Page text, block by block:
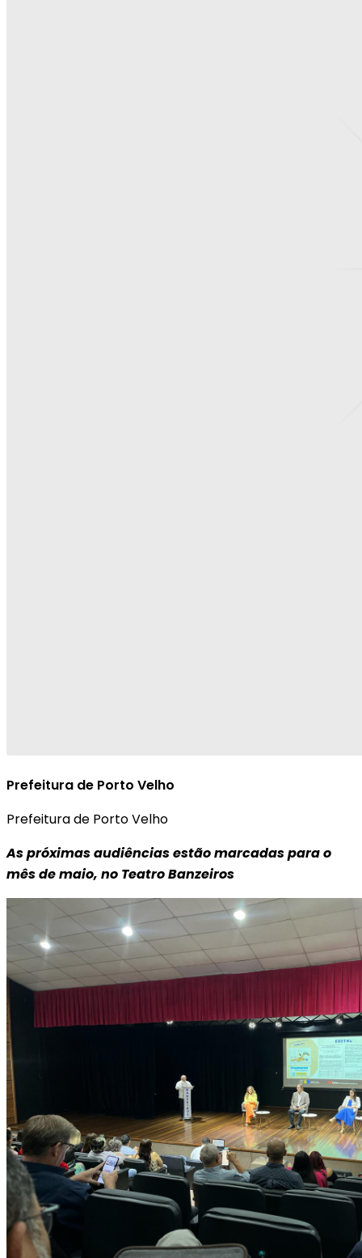
Prefeitura de Porto Velho
Prefeitura de Porto Velho
As próximas audiências estão marcadas para o
mês de maio, no Teatro Banzeiros